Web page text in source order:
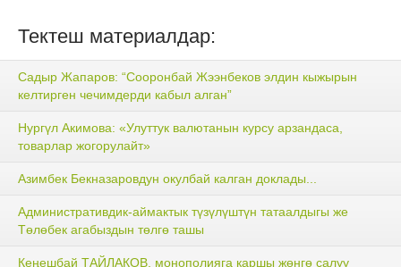
Тектеш материалдар:
Садыр Жапаров: “Сооронбай Жээнбеков элдин кыжырын
келтирген чечимдерди кабыл алган”
Нургүл Акимова: «Улуттук валютанын курсу арзандаса,
товарлар жогорулайт»
Азимбек Бекназаровдун окулбай калган доклады...
Административдик-аймактык түзүлүштүн татаалдыгы же
Төлөбек агабыздын төлгө ташы
Кеңешбай ТАЙЛАКОВ, монополияга каршы жөнгө салуу